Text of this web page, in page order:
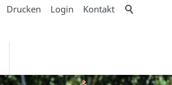
Drucken Login Kontakt